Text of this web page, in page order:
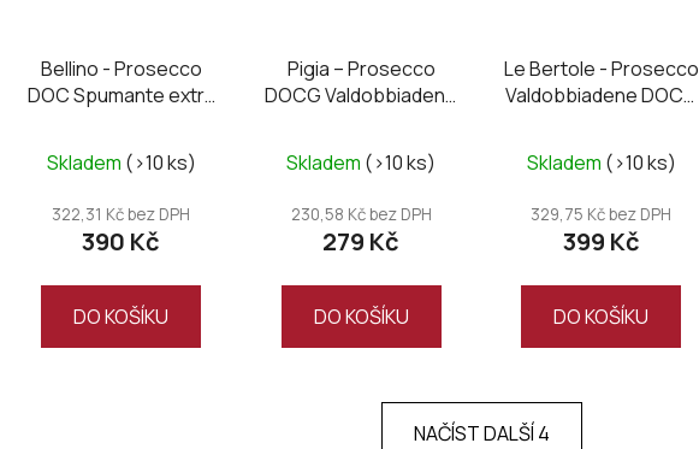
Bellino - Prosecco
DOC Spumante extra
Skladem (>10 ks)
322,31 Kč bez DPH
390 Kč
DO KOŠÍKU
Pigia – Prosecco
DOCG Valdobbiadene
Skladem (>10 ks)
230,58 Kč bez DPH
279 Kč
DO KOŠÍKU
Le Bertole - Prosecco
Valdobbiadene DOCG
Skladem (>10 ks)
329,75 Kč bez DPH
399 Kč
DO KOŠÍKU
NAČÍST DALŠÍ 4